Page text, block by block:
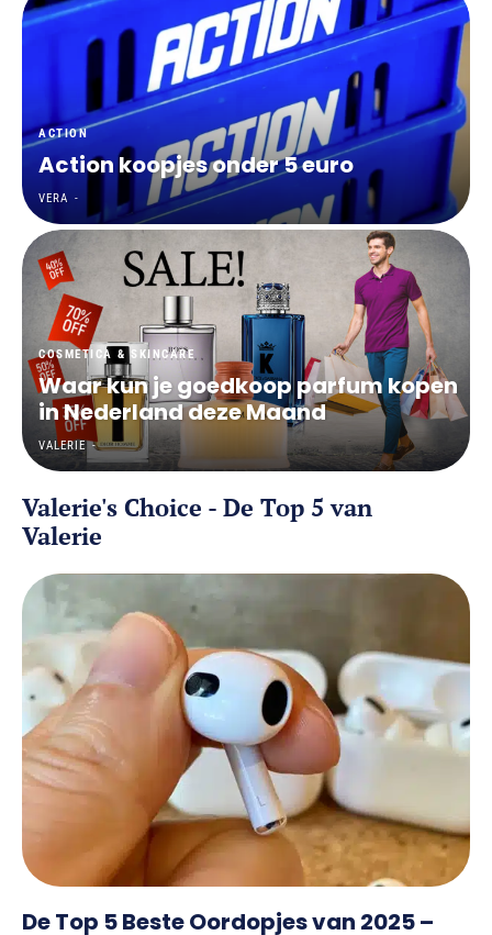
Over Valerie
Over Valerie
De Top 5
Contact
VALERIE'S CHOICE
Food & Drinks Health & Beauty
Huis & Tuin
Travel
Lifestyle
ACTION
Action koopjes onder 5 euro
VERA -
COSMETICA & SKINCARE
Waar kun je goedkoop parfum kopen
in Nederland deze Maand
VALERIE -
Valerie's Choice - De Top 5 van
Valerie
De Top 5 Beste Oordopjes van 2025 –